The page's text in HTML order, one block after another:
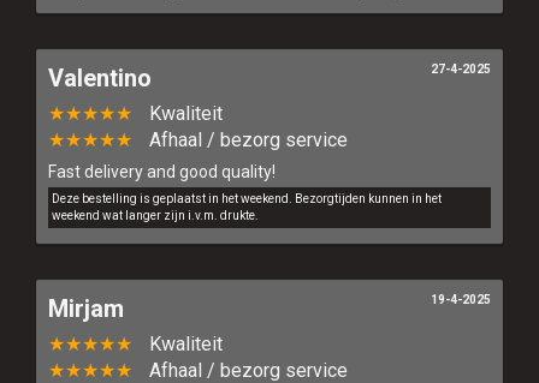
Valentino
★★★★★
Kwaliteit
★★★★★
Afhaal / bezorg service
Fast delivery and good quality!
Deze bestelling is geplaatst in het weekend. Bezorgtijden kunnen in het
weekend wat langer zijn i.v.m. drukte.
27-4-2025
Mirjam
★★★★★
Kwaliteit
★★★★★
Afhaal / bezorg service
19-4-2025